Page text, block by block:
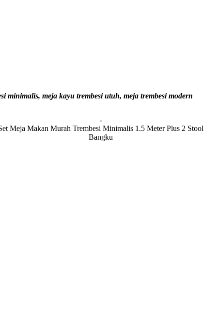
minimalis, meja kayu trembesi utuh, meja trembesi modern
Meja Makan Murah Trembesi Minimalis 1.5 Meter Plus 2 Stool
Bangku